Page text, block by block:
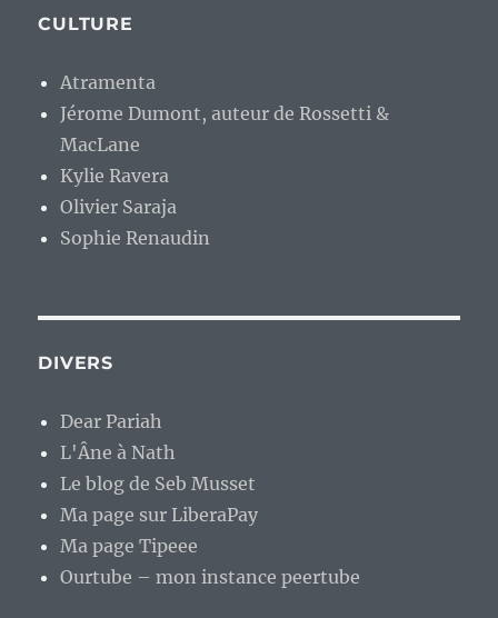
CULTURE
Atramenta
Jérome Dumont, auteur de Rossetti &
MacLane
Kylie Ravera
Olivier Saraja
Sophie Renaudin
DIVERS
Dear Pariah
L'Âne à Nath
Le blog de Seb Musset
Ma page sur LiberaPay
Ma page Tipeee
Ourtube – mon instance peertube